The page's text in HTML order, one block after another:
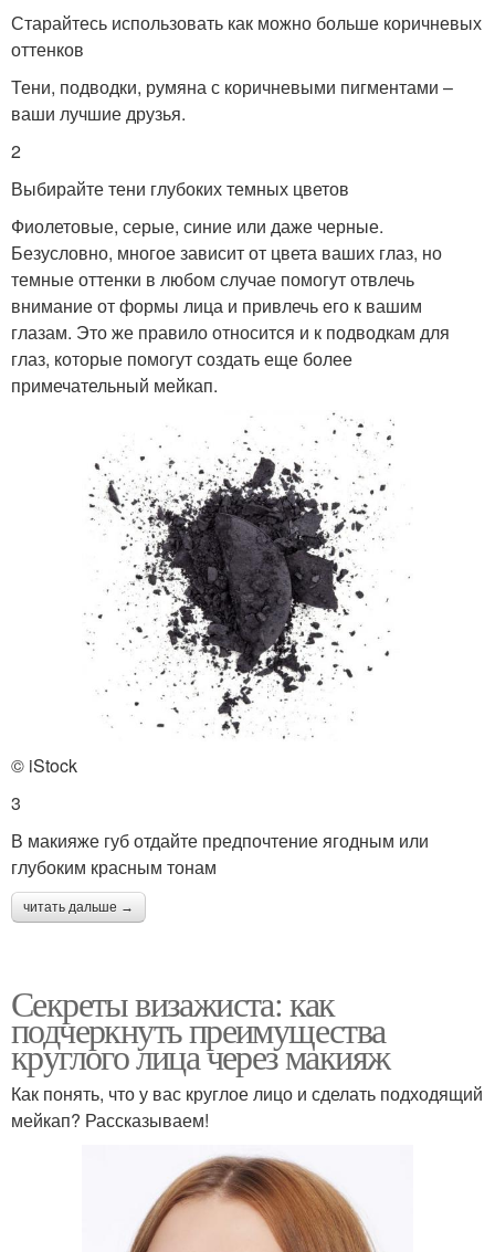
Старайтесь использовать как можно больше коричневых
оттенков
Тени, подводки, румяна с коричневыми пигментами –
ваши лучшие друзья.
2
Выбирайте тени глубоких темных цветов
Фиолетовые, серые, синие или даже черные.
Безусловно, многое зависит от цвета ваших глаз, но
темные оттенки в любом случае помогут отвлечь
внимание от формы лица и привлечь его к вашим
глазам. Это же правило относится и к подводкам для
глаз, которые помогут создать еще более
примечательный мейкап.
© iStock
3
В макияже губ отдайте предпочтение ягодным или
глубоким красным тонам
читать дальше →
Секреты визажиста: как
подчеркнуть преимущества
круглого лица через макияж
Как понять, что у вас круглое лицо и сделать подходящий
мейкап? Рассказываем!